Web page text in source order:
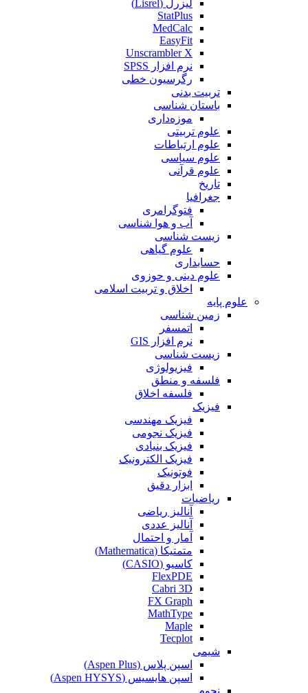
لیزرل (Lisrel)
StatPlus
MedCalc
EasyFit
Unscrambler X
نرم افزار SPSS
رگرسیون خطی
تربیت بدنی
باستان شناسی
موزه‌داری
علوم تربیتی
علوم ارتباطات
علوم سیاسی
علوم قرآنی
تاریخ
جغرافیا
فتوگرامری
آب و هوا شناسی
زیست شناسی
علوم گیاهی
حسابداری
علوم دینی و حوزوی
اخلاق و تربیت اسلامی
علوم پایه
زمین شناسی
اتمسفر
نرم افزار GIS
زیست شناسی
فیزیولوژی
فلسفه و منطق
فلسفه اخلاق
فیزیک
فیزیک مهندسی
فیزیک نجومی
فیزیک بنیادی
فیزیک الکترونیک
فوتونیک
ابزار دقیق
ریاضیات
آنالیز ریاضی
آنالیز عددی
آمار و احتمال
متمتیکا (Mathematica)
کاسیو (CASIO)
FlexPDE
Cabri 3D
FX Graph
MathType
Maple
Tecplot
شیمی
اسپن پلاس (Aspen Plus)
اسپن هایسیس (Aspen HYSYS)
نجوم